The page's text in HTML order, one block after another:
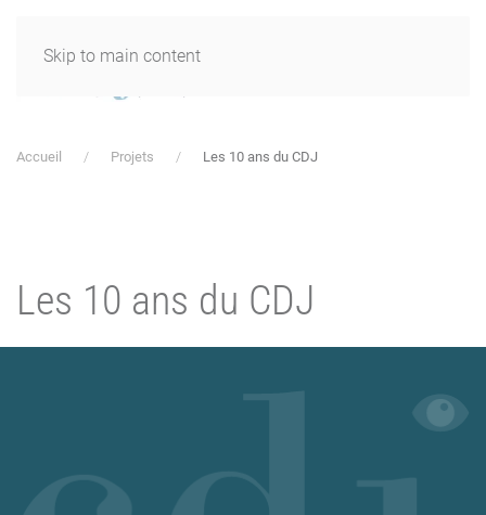
Skip to main content
Accueil Projets Les 10 ans du CDJ
Les 10 ans du CDJ